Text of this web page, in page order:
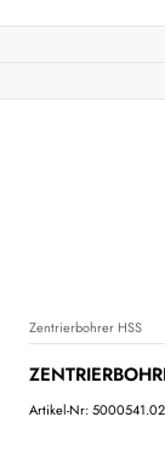
Zentrierbohrer HSS
Artikel-Nr: